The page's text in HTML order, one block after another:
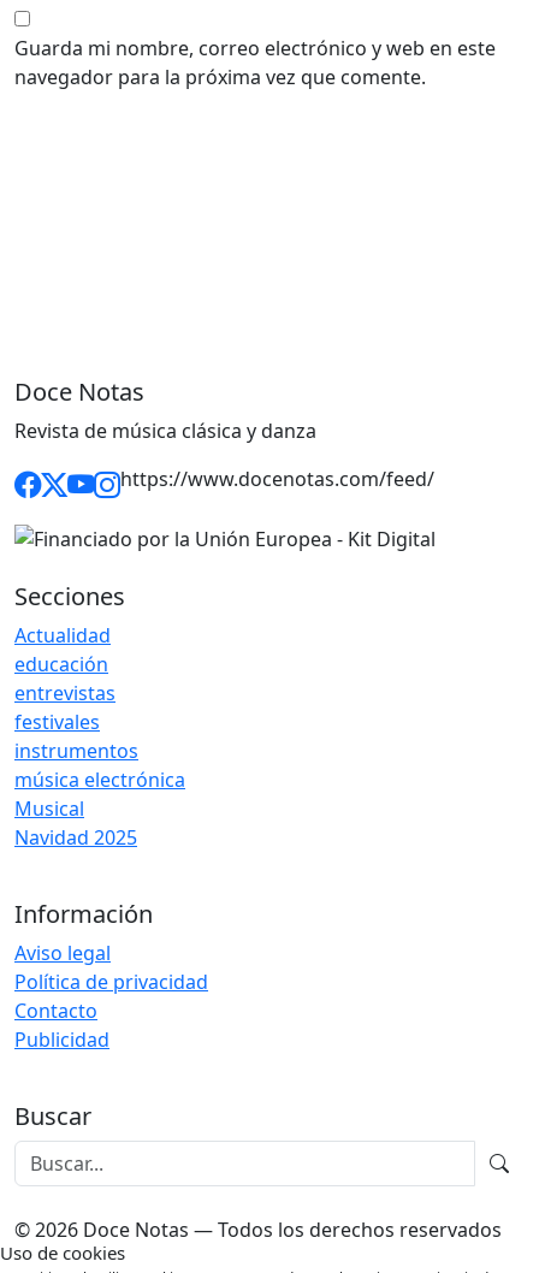
Guarda mi nombre, correo electrónico y web en este
navegador para la próxima vez que comente.
Doce Notas
Revista de música clásica y danza
https://www.docenotas.com/feed/
Secciones
Actualidad
educación
entrevistas
festivales
instrumentos
música electrónica
Musical
Navidad 2025
Información
Aviso legal
Política de privacidad
Contacto
Publicidad
Buscar
© 2026 Doce Notas — Todos los derechos reservados
Uso de cookies